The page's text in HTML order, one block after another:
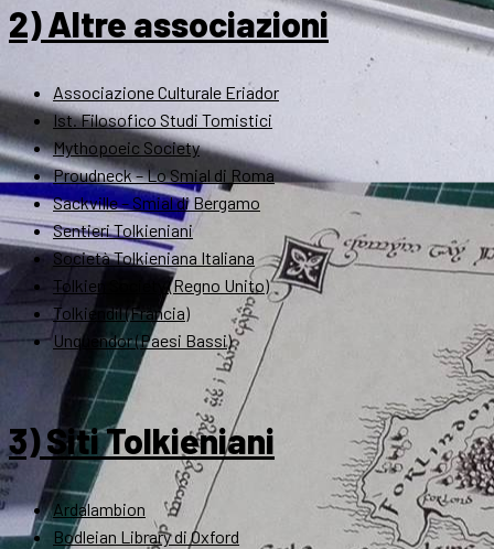
2) Altre associazioni
Associazione Culturale Eriador
Ist. Filosofico Studi Tomistici
Mythopoeic Society
Proudneck – Lo Smial di Roma
Sackville – Smial di Bergamo
Sentieri Tolkieniani
Società Tolkieniana Italiana
Tolkien Society (Regno Unito)
Tolkiendil (Francia)
Unquendor (Paesi Bassi)
3) Siti Tolkieniani
Ardalambion
Bodleian Library di Oxford